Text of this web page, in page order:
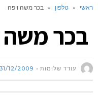
ראשי » טלפון » בכר משה ויפה
בכר משה
עודד שלומות 31/12/2009